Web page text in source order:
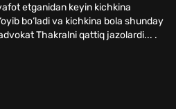
etganidan keyin kichkina
bo‘ladi va kichkina bola shunday
Thakralni qattiq jazolardi... .